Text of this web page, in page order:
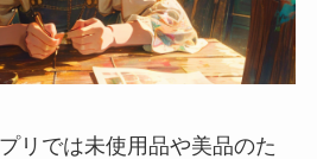
リでは未使用品や美品のた